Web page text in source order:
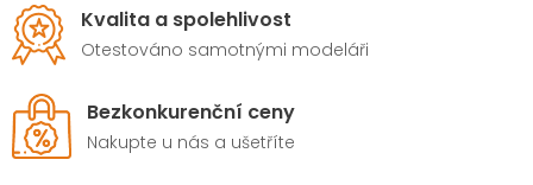
Kvalita a spolehlivost
Otestováno samotnými modeláři
Bezkonkurenční ceny
Nakupte u nás a ušetříte